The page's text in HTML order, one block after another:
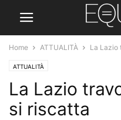
Home ATTUALITÀ La Lazio
ATTUALITÀ
La Lazio
si riscatta